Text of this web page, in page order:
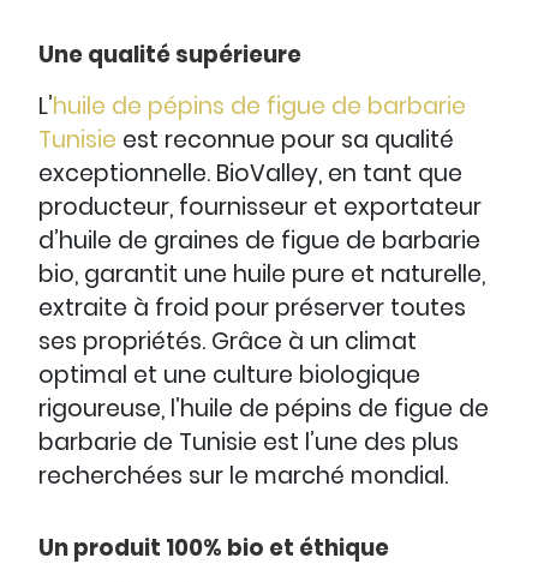
Une qualité supérieure
L’huile de pépins de figue de barbarie
Tunisie est reconnue pour sa qualité
exceptionnelle. BioValley, en tant que
producteur, fournisseur et exportateur
d’huile de graines de figue de barbarie
bio, garantit une huile pure et naturelle,
extraite à froid pour préserver toutes
ses propriétés. Grâce à un climat
optimal et une culture biologique
rigoureuse, l’huile de pépins de figue de
barbarie de Tunisie est l’une des plus
recherchées sur le marché mondial.
Un produit 100% bio et éthique